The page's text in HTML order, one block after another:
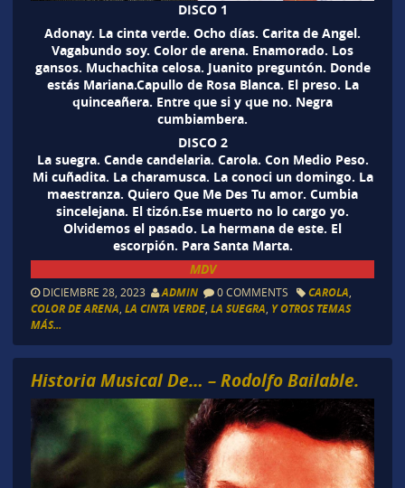
DISCO 1
Adonay. La cinta verde. Ocho días. Carita de Angel.
Vagabundo soy. Color de arena. Enamorado. Los
gansos. Muchachita celosa. Juanito preguntón. Donde
estás Mariana.Capullo de Rosa Blanca. El preso. La
quinceañera. Entre que si y que no. Negra
cumbiambera.
DISCO 2
La suegra. Cande candelaria. Carola. Con Medio Peso.
Mi cuñadita. La charamusca. La conoci un domingo. La
maestranza. Quiero Que Me Des Tu amor. Cumbia
sincelejana. El tizón.Ese muerto no lo cargo yo.
Olvidemos el pasado. La hermana de este. El
escorpión. Para Santa Marta.
MDV
DICIEMBRE 28, 2023 ADMIN 0 COMMENTS CAROLA,
COLOR DE ARENA, LA CINTA VERDE, LA SUEGRA, Y OTROS TEMAS
MÁS...
Historia Musical De… – Rodolfo Bailable.